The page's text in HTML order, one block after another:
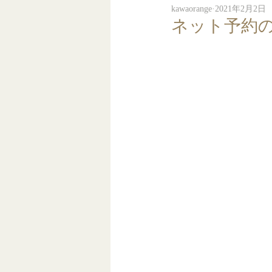
ネット予約
kawaorange 2021年2月2日